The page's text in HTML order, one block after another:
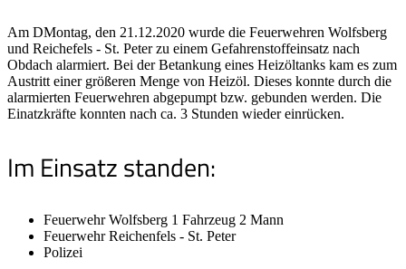
Am DMontag, den 21.12.2020 wurde die Feuerwehren Wolfsberg
und Reichefels - St. Peter zu einem Gefahrenstoffeinsatz nach
Obdach alarmiert. Bei der Betankung eines Heizöltanks kam es zum
Austritt einer größeren Menge von Heizöl. Dieses konnte durch die
alarmierten Feuerwehren abgepumpt bzw. gebunden werden. Die
Einatzkräfte konnten nach ca. 3 Stunden wieder einrücken.
Im Einsatz standen:
Feuerwehr Wolfsberg 1 Fahrzeug 2 Mann
Feuerwehr Reichenfels - St. Peter
Polizei